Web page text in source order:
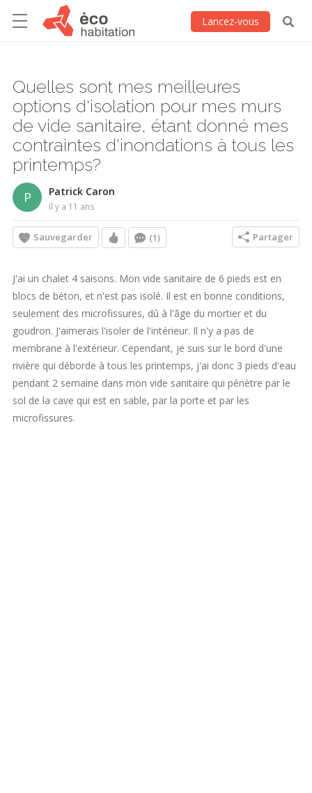
Lancez-vous
Quelles sont mes meilleures
options d'isolation pour mes murs
de vide sanitaire, étant donné mes
contraintes d'inondations à tous les
printemps?
P Patrick Caron
il y a 11 ans
Sauvegarder (1) Partager
J'ai un chalet 4 saisons. Mon vide sanitaire de 6 pieds est en
blocs de béton, et n'est pas isolé. Il est en bonne conditions,
seulement des microfissures, dû à l'âge du mortier et du
goudron. J'aimerais l'isoler de l'intérieur. Il n'y a pas de
membrane à l'extérieur. Cependant, je suis sur le bord d'une
rivière qui déborde à tous les printemps, j'ai donc 3 pieds d'eau
pendant 2 semaine dans mon vide sanitaire qui pénètre par le
sol de la cave qui est en sable, par la porte et par les
microfissures.